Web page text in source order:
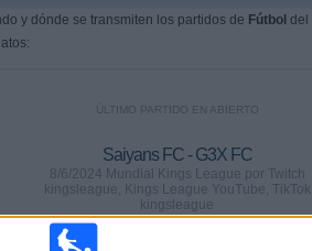
y dónde se transmiten los partidos de Fútbol del
ÚLTIMO PARTIDO EN ABIERTO
Saiyans FC - G3X FC
8/6/2024 Mundial Kings League por Twitch
kingsleague, Kings League YouTube, TikTok
kingsleague